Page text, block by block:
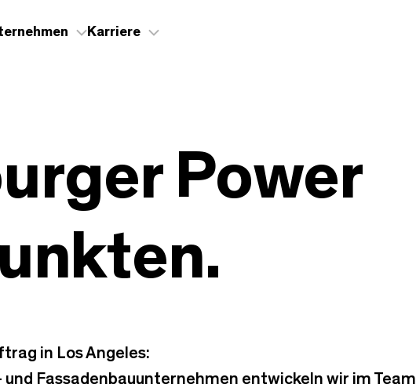
Karriere
Power
in Los Angeles:
Fassadenbauunternehmen entwickeln wir im Team